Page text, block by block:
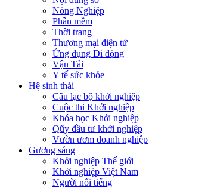
Nông Nghiệp
Phần mềm
Thời trang
Thương mại điện tử
Ứng dụng Di động
Vận Tải
Y tế sức khỏe
Hệ sinh thái
Câu lạc bộ khởi nghiệp
Cuộc thi Khởi nghiệp
Khóa học Khởi nghiệp
Qũy đầu tư khởi nghiệp
Vườn ươm doanh nghiệp
Gương sáng
Khởi nghiệp Thế giới
Khởi nghiệp Việt Nam
Người nổi tiếng